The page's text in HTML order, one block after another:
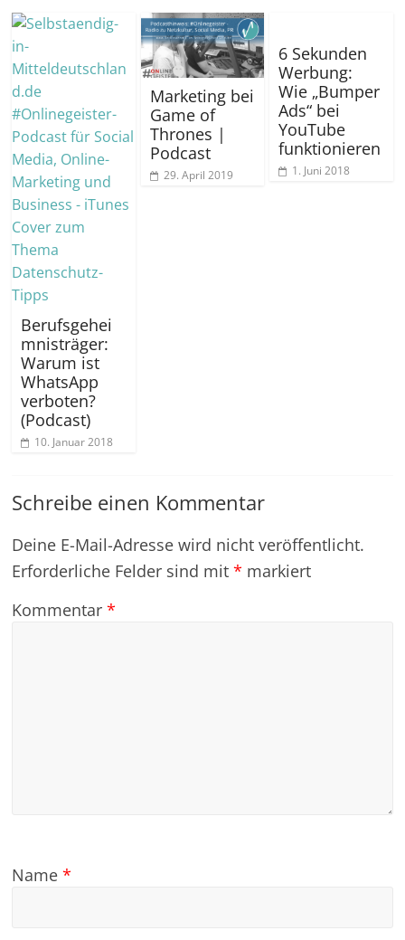
Berufsgehei
mnisträger:
Warum ist
WhatsApp
verboten?
(Podcast)
10. Januar 2018
Marketing bei
Game of
Thrones |
Podcast
29. April 2019
6 Sekunden
Werbung:
Wie „Bumper
Ads“ bei
YouTube
funktionieren
1. Juni 2018
Schreibe einen Kommentar
Deine E-Mail-Adresse wird nicht veröffentlicht.
Erforderliche Felder sind mit* markiert
Kommentar*
Name*